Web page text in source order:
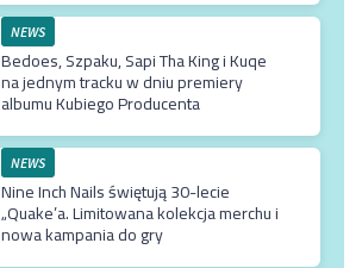
NEWS
Bedoes, Szpaku, Sapi Tha King i Kuqe
na jednym tracku w dniu premiery
albumu Kubiego Producenta
NEWS
Nine Inch Nails świętują 30-lecie
„Quake’a. Limitowana kolekcja merchu i
nowa kampania do gry